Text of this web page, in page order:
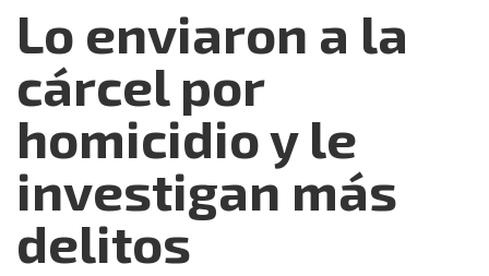
Lo enviaron a la
cárcel por
homicidio y le
investigan más
delitos